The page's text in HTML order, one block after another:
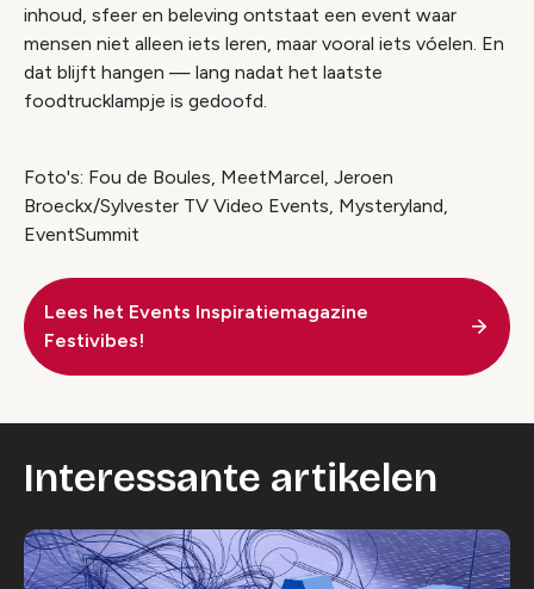
inhoud, sfeer en beleving ontstaat een event waar
mensen niet alleen iets leren, maar vooral iets vóelen. En
dat blijft hangen — lang nadat het laatste
foodtrucklampje is gedoofd.
Foto's: Fou de Boules, MeetMarcel, Jeroen
Broeckx/Sylvester TV Video Events, Mysteryland,
EventSummit
Lees het Events Inspiratiemagazine
Festivibes!
Interessante artikelen